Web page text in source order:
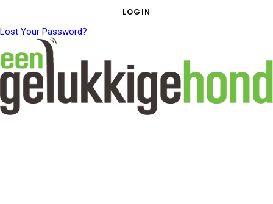
Lost Your Password?